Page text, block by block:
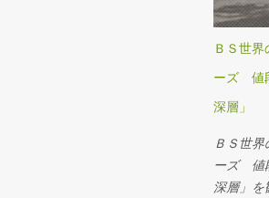
SUICAを
Touch
ました。
証がぜん
SUICA・
プリを
した。
ＢＳ世
ーズ 値
深層」
ＢＳ世
ーズ 値
深層」を